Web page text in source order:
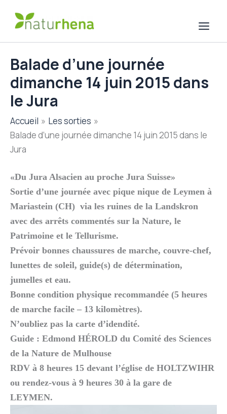
Balade d’une journée
dimanche 14 juin 2015 dans
le Jura
Accueil
Les sorties
Balade d’une journée dimanche 14 juin 2015 dans le
Jura
«Du Jura Alsacien au proche Jura Suisse»
Sortie d’une journée avec pique nique de Leymen à
Mariastein (CH) via les ruines de la Landskron
avec des arrêts commentés sur la Nature, le
Patrimoine et le Tellurisme.
Prévoir bonnes chaussures de marche, couvre-chef,
lunettes de soleil, guide(s) de détermination,
jumelles et eau.
Bonne condition physique recommandée (5 heures
de marche facile – 13 kilomètres).
N’oubliez pas la carte d’idendité.
Guide : Edmond HÉROLD du Comité des Sciences
de la Nature de Mulhouse
RDV à 8 heures 15 devant l’église de HOLTZWIHR
ou rendez-vous à 9 heures 30 à la gare de
LEYMEN.